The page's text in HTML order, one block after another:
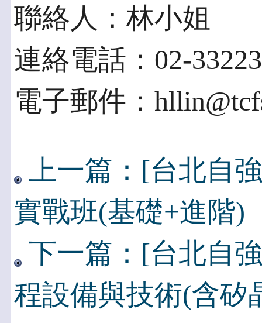
聯絡人：林小姐
連絡電話：02-
電子郵件：
上一篇：[台北自
實戰班(基礎+進階)
下一篇：[台北自
程設備與技術(含矽